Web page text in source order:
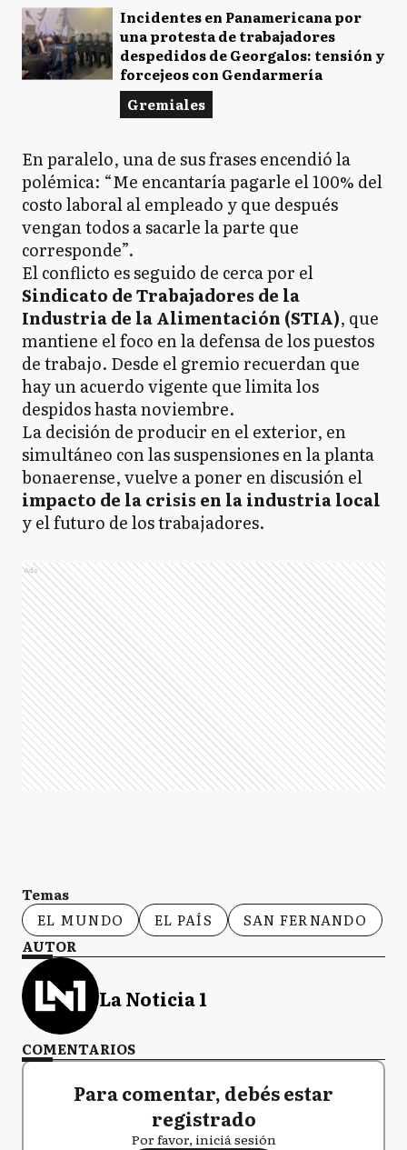
Incidentes en Panamericana por
una protesta de trabajadores
despedidos de Georgalos: tensión y
forcejeos con Gendarmería
Gremiales
En paralelo, una de sus frases encendió la
polémica: “Me encantaría pagarle el 100% del
costo laboral al empleado y que después
vengan todos a sacarle la parte que
corresponde”.
El conflicto es seguido de cerca por el
Sindicato de Trabajadores de la
Industria de la Alimentación (STIA), que
mantiene el foco en la defensa de los puestos
de trabajo. Desde el gremio recuerdan que
hay un acuerdo vigente que limita los
despidos hasta noviembre.
La decisión de producir en el exterior, en
simultáneo con las suspensiones en la planta
bonaerense, vuelve a poner en discusión el
impacto de la crisis en la industria local
y el futuro de los trabajadores.
Ads
Temas
EL MUNDO
EL PAÍS
SAN FERNANDO
AUTOR
La Noticia 1
COMENTARIOS
Para comentar, debés estar
registrado
Por favor, iniciá sesión